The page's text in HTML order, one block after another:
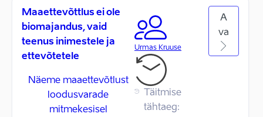
Maaettevõttlus ei ole
biomajandus, vaid
teenus inimestele ja
ettevõtetele
Näeme maaettevõtlust
loodusvarade
mitmekesisel
Urmas Kruuse
Täitmise
tähtaeg:
A
va